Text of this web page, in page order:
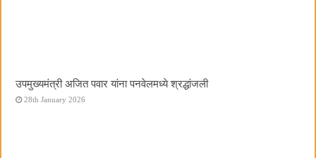
उपमुख्यमंत्री अजित पवार यांना पनवेलमध्ये श्रद्धांजली
28th January 2026